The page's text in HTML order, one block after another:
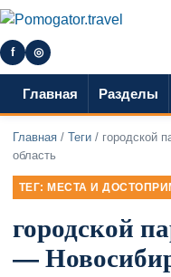
f ◎
Главная Разделы
Главная / Теги / городской
область
ТЕГ: МЕСТА И
городской
—